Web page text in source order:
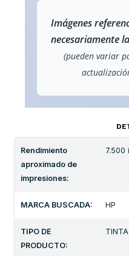
Imágenes
necesariamente
(pueden variar
Rendimiento
aproximado de
impresiones:
7.500
MARCA BUSCADA: HP
TIPO DE
PRODUCTO:
TINTA